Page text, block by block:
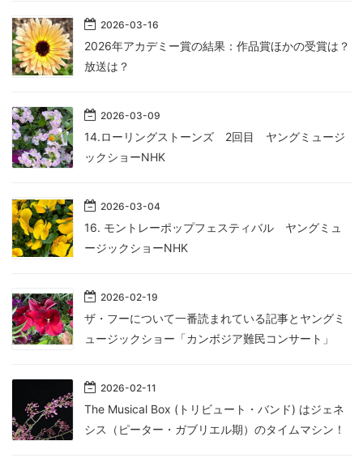
2026-03-16
2026年アカデミー賞の結果：作品賞ほかの受賞は？
放送は？
2026-03-09
14.ローリングストーンズ 2回目 ヤングミュージ
ックショーNHK
2026-03-04
16. モントレーポップフェスティバル ヤングミュ
ージックショーNHK
2026-02-19
ザ・フーについて一番読まれている記事とヤングミ
ュージックショー「カンボジア難民コンサート」
2026-02-11
The Musical Box (トリビュート・バンド) はジェネ
シス（ピーター・ガブリエル期）のタイムマシン！